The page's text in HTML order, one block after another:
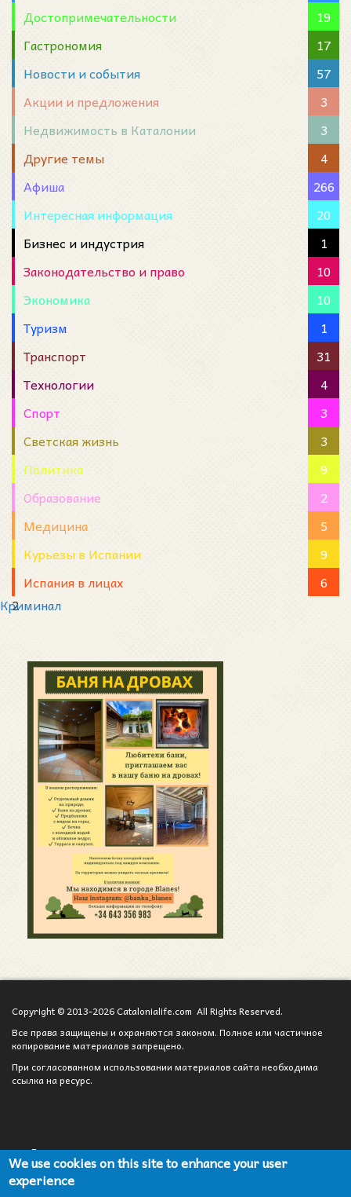
Достопримечательности
19
Гастрономия
17
Новости и события
57
Акции и предложения
3
Недвижимость в Каталонии
3
Другие темы
4
Афиша
266
Интересная информация
20
Бизнес и индустрия
1
Законодательство и право
10
Экономика
10
Туризм
1
Транспорт
31
Технологии
4
Спорт
3
Светская жизнь
3
Политика
9
Образование
2
Медицина
5
Курьезы в Испании
9
Испания в лицах
6
Криминал
2
Copyright © 2013-2026 Catalonialife.com All Rights Reserved.
Все права защищены и охраняются законом. Полное или частичное
копирование материалов запрещено.
При согласованном использовании материалов сайта необходима
ссылка на ресурс.
Вход для администратора
Сотрудничество
We use cookies on this site to enhance your user
experience